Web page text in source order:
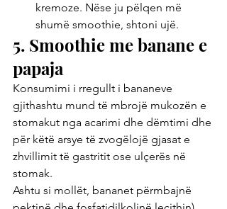
kremoze. Nëse ju pëlqen më
shumë smoothie, shtoni ujë.
5. Smoothie me banane e
papaja
Konsumimi i rregullt i bananeve
gjithashtu mund të mbrojë mukozën e
stomakut nga acarimi dhe dëmtimi dhe
për këtë arsye të zvogëlojë gjasat e
zhvillimit të gastritit ose ulçerës në
stomak.
Ashtu si mollët, bananet përmbajnë